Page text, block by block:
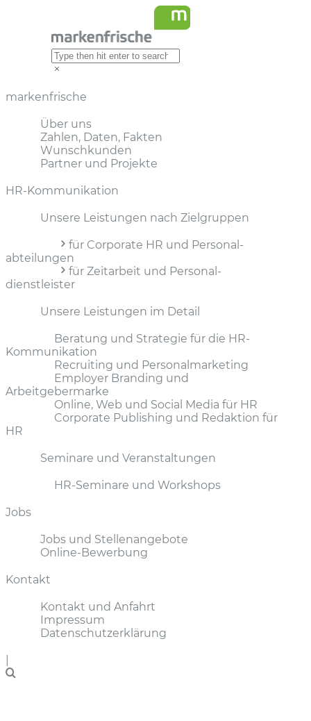
markenfrische
Über uns
Zahlen, Daten, Fakten
Wunschkunden
Partner und Projekte
HR-Kommunikation
Unsere Leistungen nach Zielgruppen
für Corporate HR und Personal­
abteilungen
für Zeitarbeit und Personal­
dienstleister
Unsere Leistungen im Detail
Beratung und Strategie für die HR-
Kommunikation
Recruiting und Personalmarketing
Employer Branding und
Arbeitgebermarke
Online, Web und Social Media für HR
Corporate Publishing und Redaktion für
HR
Seminare und Veranstaltungen
HR-Seminare und Workshops
Jobs
Jobs und Stellenangebote
Online-Bewerbung
Kontakt
Kontakt und Anfahrt
Impressum
Datenschutzerklärung